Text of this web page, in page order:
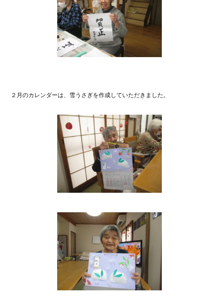
２月のカレンダーは、雪うさぎを作成していただきました。